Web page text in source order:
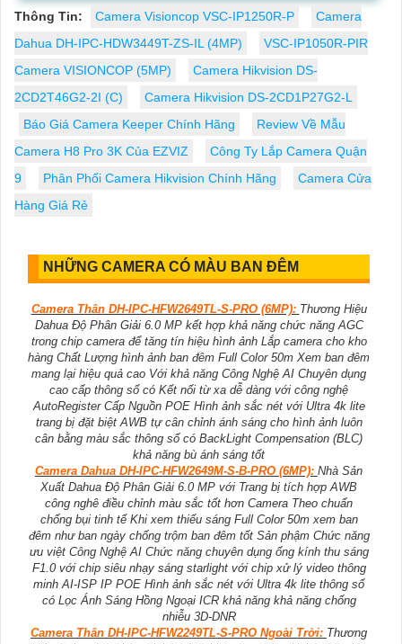
Thông Tin: Camera Visioncop VSC-IP1250R-P
Camera
Dahua DH-IPC-HDW3449T-ZS-IL (4MP)
VSC-IP1050R-PIR
Camera VISIONCOP (5MP)
Camera Hikvision DS-
2CD2T46G2-2I (C)
Camera Hikvision DS-2CD1P27G2-L
Báo Giá Camera Keeper Chính Hãng
Review Về Mẫu
Camera H8 Pro 3K Của EZVIZ
Công Ty Lắp Camera Quận
9
Phân Phối Camera Hikvision Chính Hãng
Camera Cửa
Hàng Giá Rẻ
NHỮNG CAMERA CÓ MÀU BAN ĐÊM
Camera Thân DH-IPC-HFW2649TL-S-PRO (6MP): Thương Hiệu
Dahua Độ Phân Giải 6.0 MP kết hợp khả năng chức năng AGC
trong chip camera để tăng tín hiệu hình ảnh Lắp camera cho kho
hàng Chất Lượng hình ảnh ban đêm Full Color 50m Xem ban đêm
mang lại hiệu quả cao Với khả năng Công Nghệ AI Chuyên dụng
cao cấp thông số có Kết nối từ xa dễ dàng với công nghệ
AutoRegister Cấp Nguồn POE Hình ảnh sắc nét với Ultra 4k lite
trang bị đặt biệt AWB tự cân chỉnh ánh sáng cho hình ảnh luôn
cân bằng màu sắc thông số có BackLight Compensation (BLC)
khả năng bù ánh sáng tốt
Camera Dahua DH-IPC-HFW2649M-S-B-PRO (6MP): Nhà Sản
Xuất Dahua Độ Phân Giải 6.0 MP với Trang bị tích hợp AWB
công nghê điều chỉnh màu sắc tốt hơn Camera Theo chuẩn
chống bụi tinh tế Khi xem thiếu sáng Full Color 50m xem ban
đêm như ban ngày chống trộm ban đêm tốt Sản phậm Chức năng
ưu việt Công Nghệ AI Chức năng chuyên dụng ống kính thu sáng
F1.0 với chip siêu nhạy sáng starlight với chip xử lý video thông
minh AI-ISP IP POE Hình ảnh sắc nét với Ultra 4k lite thông số
có Lọc Ánh Sáng Hồng Ngoại ICR khả năng khả năng chống
nhiễu 3D-DNR
Camera Thân DH-IPC-HFW2249TL-S-PRO Ngoài Trời: Thương